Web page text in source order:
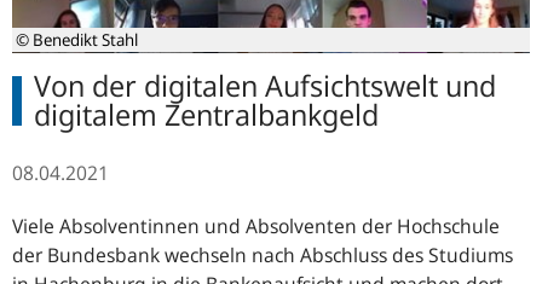
© Benedikt Stahl
Von der digitalen Aufsichtswelt und
digitalem Zentralbankgeld
08.04.2021
Viele Absolventinnen und Absolventen der Hochschule
der Bundesbank wechseln nach Abschluss des Studiums